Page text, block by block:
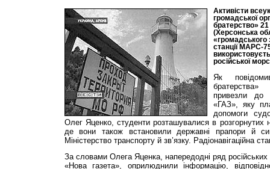
Активісти
громадської
братерство» 21
(Херсонська
«громадського
станції МАРС-
російської
Як
привезли до
«ГАЗ», яку
допомоги
Олег Яценко, студенти розташувалися в розгорнутих
де вони також встановили державні прапори й
Міністерство транспорту й зв’язку. Радіонавігаційна
За словами Олега Яценка, напередодні ряд
«Нова газета», оприлюднили інформацію,